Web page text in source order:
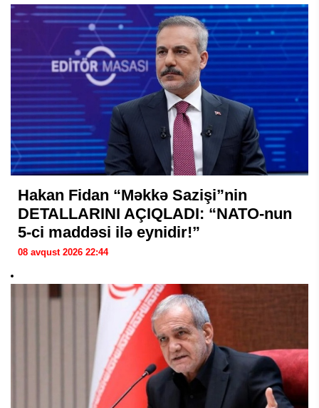
Hakan Fidan “Məkkə Sazişi”nin
DETALLARINI AÇIQLADI: “NATO-nun
5-ci maddəsi ilə eynidir!”
08 avqust 2026 22:44